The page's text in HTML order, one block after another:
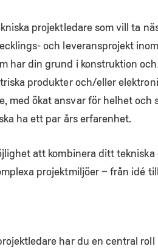
projektledare som vill ta
och leveransprojekt
har din grund i konstruktion
produkter och/eller
med ökat ansvar för helhet och
ha ett par års erfarenhet.
att kombinera ditt
projektmiljöer – från idé
har du en central